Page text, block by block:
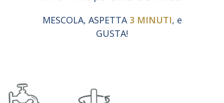
MESCOLA, ASPETTA 3 MINUTI, e
GUSTA!